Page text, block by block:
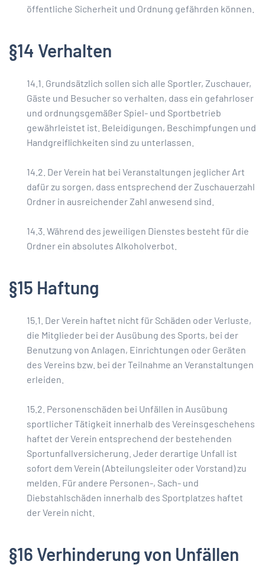
öffentliche Sicherheit und Ordnung gefährden können.
§14 Verhalten
14.1. Grundsätzlich sollen sich alle Sportler, Zuschauer,
Gäste und Besucher so verhalten, dass ein gefahrloser
und ordnungsgemäßer Spiel- und Sportbetrieb
gewährleistet ist. Beleidigungen, Beschimpfungen und
Handgreiflichkeiten sind zu unterlassen.
14.2. Der Verein hat bei Veranstaltungen jeglicher Art
dafür zu sorgen, dass entsprechend der Zuschauerzahl
Ordner in ausreichender Zahl anwesend sind.
14.3. Während des jeweiligen Dienstes besteht für die
Ordner ein absolutes Alkoholverbot.
§15 Haftung
15.1. Der Verein haftet nicht für Schäden oder Verluste,
die Mitglieder bei der Ausübung des Sports, bei der
Benutzung von Anlagen, Einrichtungen oder Geräten
des Vereins bzw. bei der Teilnahme an Veranstaltungen
erleiden.
15.2. Personenschäden bei Unfällen in Ausübung
sportlicher Tätigkeit innerhalb des Vereinsgeschehens
haftet der Verein entsprechend der bestehenden
Sportunfallversicherung. Jeder derartige Unfall ist
sofort dem Verein (Abteilungsleiter oder Vorstand) zu
melden. Für andere Personen-, Sach- und
Diebstahlschäden innerhalb des Sportplatzes haftet
der Verein nicht.
§16 Verhinderung von Unfällen